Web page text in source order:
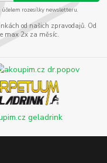
rozesílky newsletteru.
od našich zpravodajů. Od
max 2x za měsíc.